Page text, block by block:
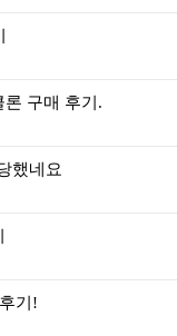
론 구매 후기.
했네요
기!